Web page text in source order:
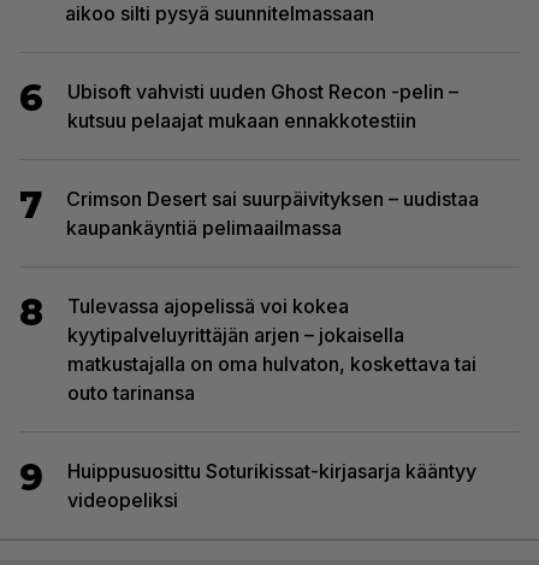
aikoo silti pysyä suunnitelmassaan
6
Ubisoft vahvisti uuden Ghost Recon -pelin –
kutsuu pelaajat mukaan ennakkotestiin
7
Crimson Desert sai suurpäivityksen – uudistaa
kaupankäyntiä pelimaailmassa
8
Tulevassa ajopelissä voi kokea
kyytipalveluyrittäjän arjen – jokaisella
matkustajalla on oma hulvaton, koskettava tai
outo tarinansa
9
Huippusuosittu Soturikissat-kirjasarja kääntyy
videopeliksi